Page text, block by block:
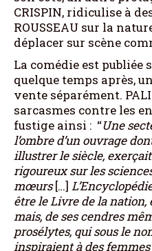
CRISPIN, ridiculise à
ROUSSEAU sur la
déplacer sur scène
La comédie est publiée
quelque temps après,
vente séparément.
sarcasmes contre les
fustige ainsi : “Une
l’ombre d’un ouvrage
illustrer le siècle,
rigoureux sur les
mœurs[…]
être le Livre de la
mais, de ses cendres
prosélytes, qui sous le
inspiraient à des femmes